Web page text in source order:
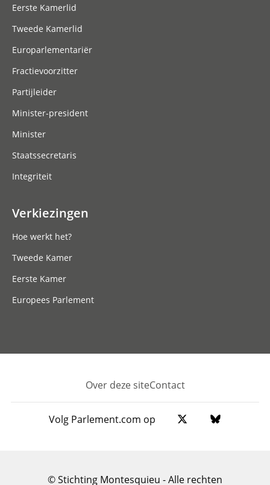
Eerste Kamerlid
Tweede Kamerlid
Europarlementariër
Fractievoorzitter
Partijleider
Minister-president
Minister
Staatssecretaris
Integriteit
Verkiezingen
Hoe werkt het?
Tweede Kamer
Eerste Kamer
Europees Parlement
Footer
Over deze siteContact
Volg Parlement.com op
© Stichting Montesquieu - Alle rechten